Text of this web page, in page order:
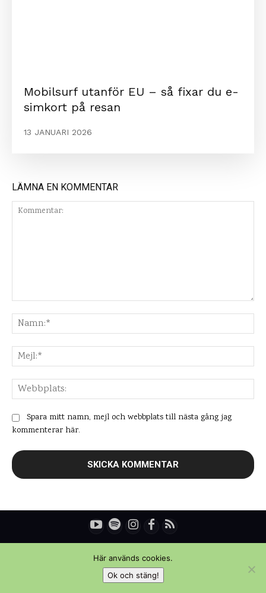
Mobilsurf utanför EU – så fixar du e-
simkort på resan
13 JANUARI 2026
LÄMNA EN KOMMENTAR
Spara mitt namn, mejl och webbplats till nästa gång jag
kommenterar här.
Här används cookies.
Ok och stäng!